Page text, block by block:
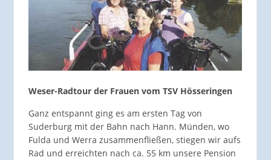
Weser-Radtour der Frauen vom TSV Hösseringen
Ganz entspannt ging es am ersten Tag von
Suderburg mit der Bahn nach Hann. Münden, wo
Fulda und Werra zusammenfließen, stiegen wir aufs
Rad und erreichten nach ca. 55 km unsere Pension